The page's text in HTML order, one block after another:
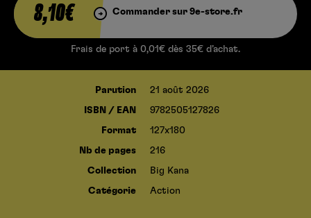
8,10€ Commander sur 9e-store.fr
Frais de port à 0,01€ dès 35€ d’achat.
Parution 21 août 2026
ISBN / EAN 9782505127826
Format 127x180
Nb de pages 216
Collection Big Kana
Catégorie Action